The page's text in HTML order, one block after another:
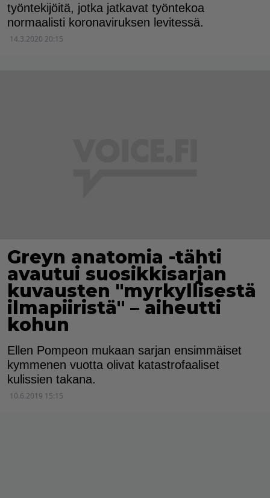
työntekijöitä, jotka jatkavat työntekoa
normaalisti koronaviruksen levitessä.
14.3.2020 20:15
Greyn anatomia -tähti
avautui suosikkisarjan
kuvausten "myrkyllisestä
ilmapiiristä" – aiheutti
kohun
Ellen Pompeon mukaan sarjan ensimmäiset
kymmenen vuotta olivat katastrofaaliset
kulissien takana.
10.6.2019 15:15